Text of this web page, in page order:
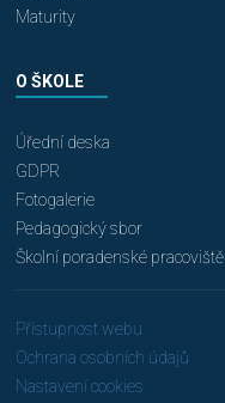
Maturity
O ŠKOLE
Úřední deska
GDPR
Fotogalerie
Pedagogický sbor
Školní poradenské pracoviště
Přístupnost webu
Ochrana osobních údajů
Nastavení cookies